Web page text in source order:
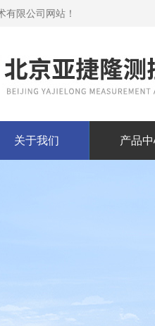
有限公司网站！
关于我们 产品